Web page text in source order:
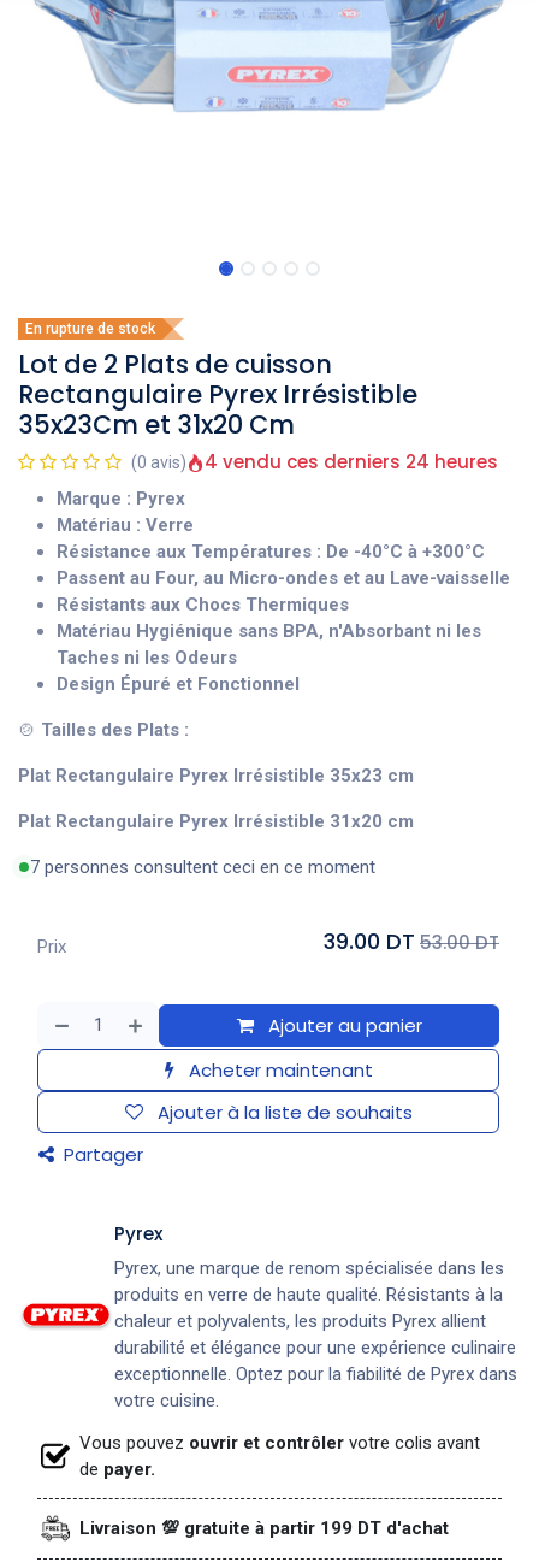
En rupture de stock
Lot de 2 Plats de cuisson
Rectangulaire Pyrex Irrésistible
35x23Cm et 31x20 Cm
(0 avis) 4 vendu ces derniers 24 heures
Marque : Pyrex
Matériau : Verre
Résistance aux Températures : De -40°C à +300°C
Passent au Four, au Micro-ondes et au Lave-vaisselle
Résistants aux Chocs Thermiques
Matériau Hygiénique sans BPA, n'Absorbant ni les
Taches ni les Odeurs
Design Épuré et Fonctionnel
🍲 Tailles des Plats :
Plat Rectangulaire Pyrex Irrésistible 35x23 cm
Plat Rectangulaire Pyrex Irrésistible 31x20 cm
7 personnes consultent ceci en ce moment
Ajouter au panier
Acheter maintenant
Ajouter à la liste de souhaits
Partager
Prix 39.00 DT 53.00 DT
Pyrex
Pyrex, une marque de renom spécialisée dans les
produits en verre de haute qualité. Résistants à la
chaleur et polyvalents, les produits Pyrex allient
durabilité et élégance pour une expérience culinaire
exceptionnelle. Optez pour la fiabilité de Pyrex dans
votre cuisine.
Vous pouvez ouvrir et contrôler votre colis avant
de payer.
Livraison 💯 gratuite à partir 199 DT d'achat